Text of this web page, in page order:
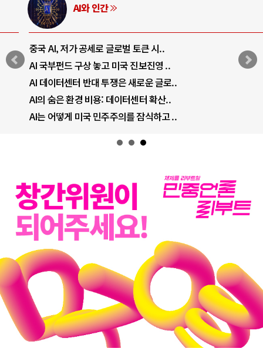
AI와 인간
중국 AI, 저가 공세로 글로벌 토큰 시..
AI 국부펀드 구상 놓고 미국 진보진영 ..
AI 데이터센터 반대 투쟁은 새로운 글로..
AI의 숨은 환경 비용: 데이터센터 확산..
AI는 어떻게 미국 민주주의를 잠식하고 ..